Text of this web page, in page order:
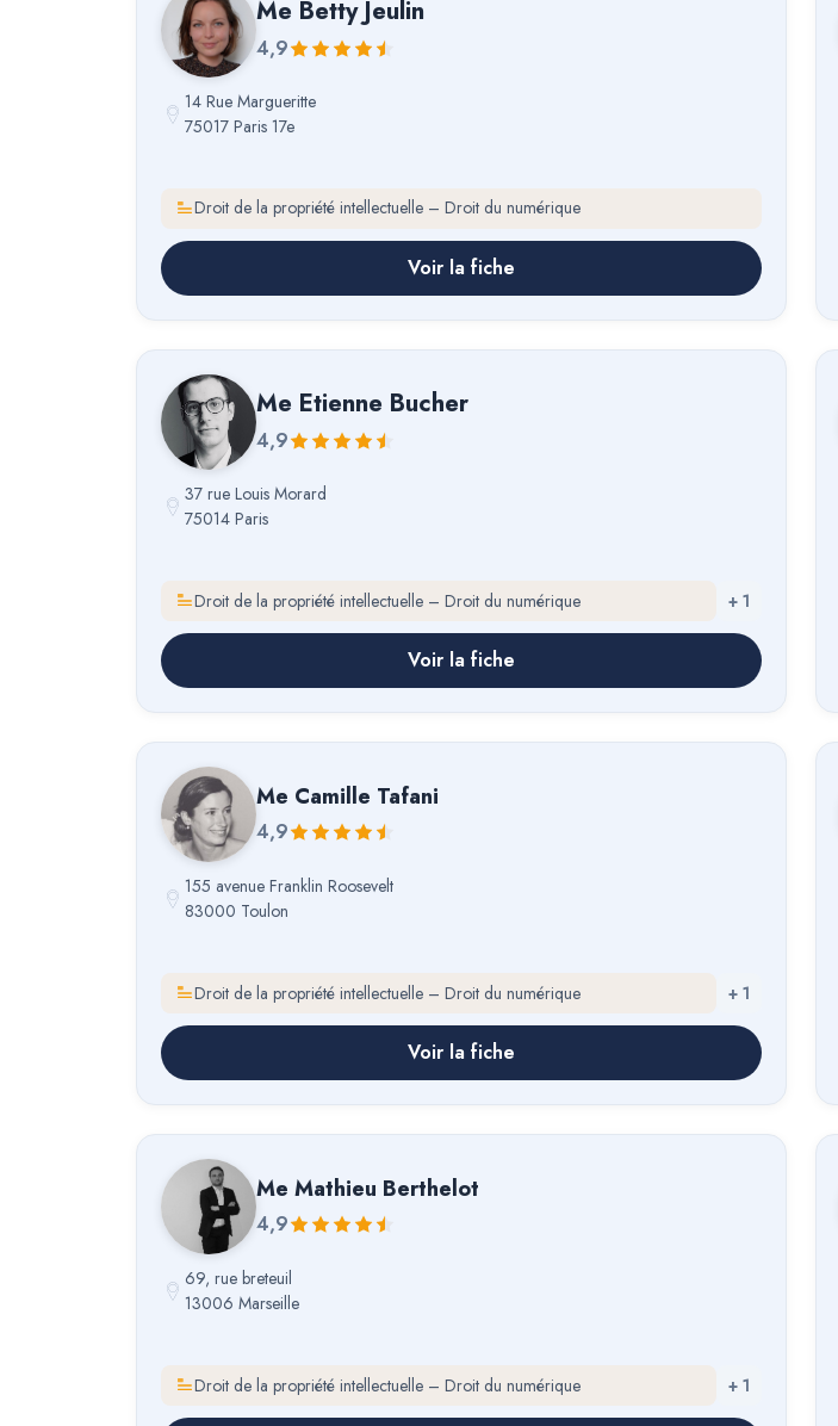
Me Betty Jeulin
4,9
14 Rue Margueritte
75017 Paris 17e
Droit de la propriété intellectuelle – Droit du numérique
Voir la fiche
Me Etienne Bucher
4,9
37 rue Louis Morard
75014 Paris
Droit de la propriété intellectuelle – Droit du numérique + 1
Voir la fiche
Me Camille Tafani
4,9
155 avenue Franklin Roosevelt
83000 Toulon
Droit de la propriété intellectuelle – Droit du numérique + 1
Voir la fiche
Me Mathieu Berthelot
4,9
69, rue breteuil
13006 Marseille
Droit de la propriété intellectuelle – Droit du numérique + 1